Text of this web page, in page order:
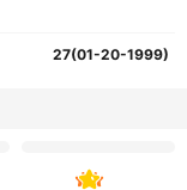
27(01-20-1999)